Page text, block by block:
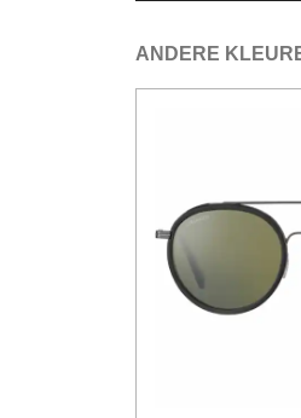
ANDERE